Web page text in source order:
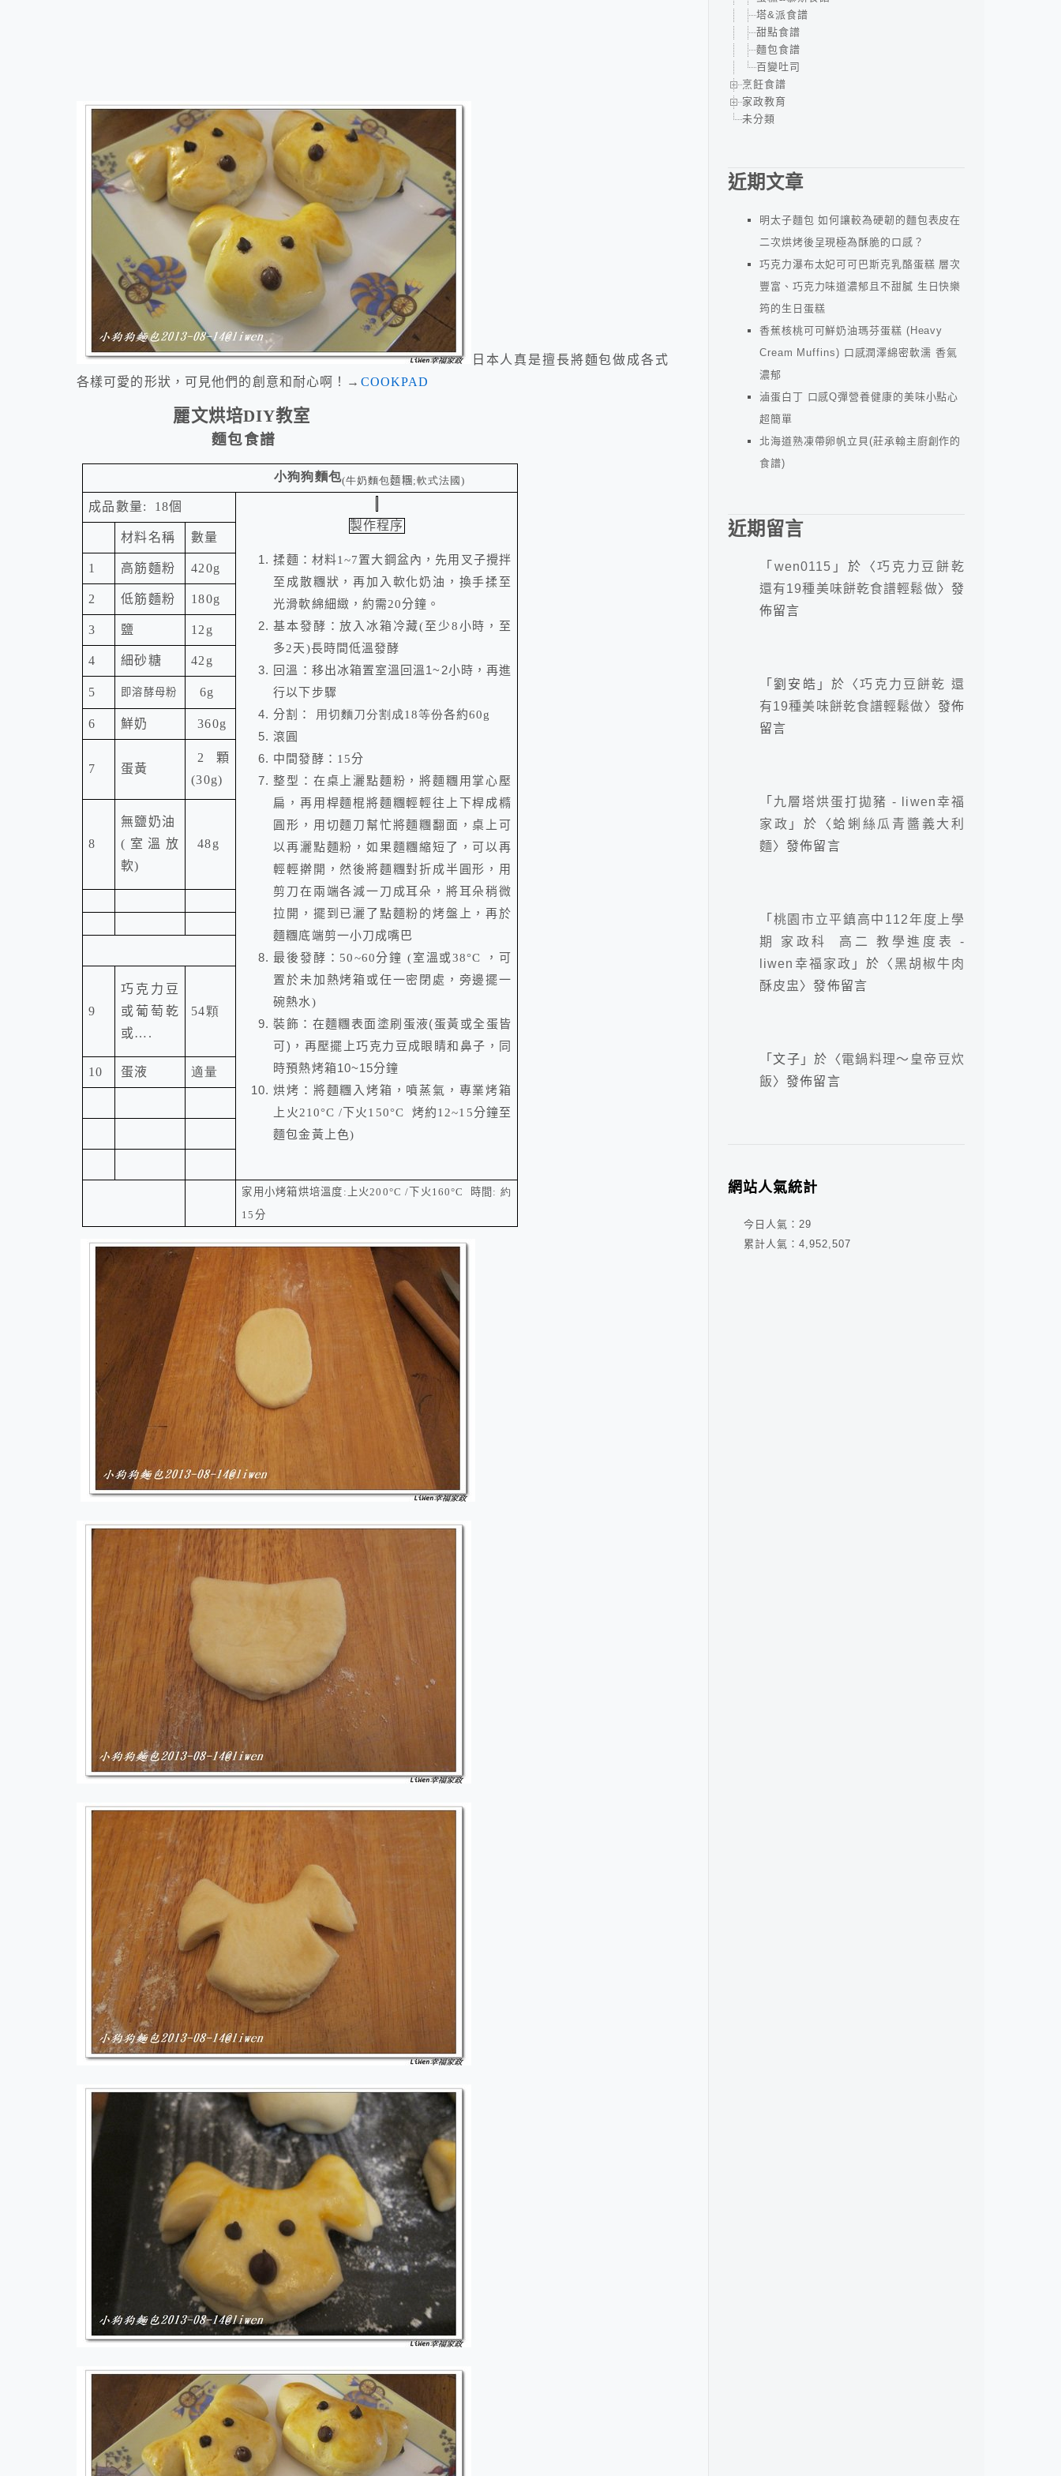
日本人真是擅長將麵包做成各式
各樣可愛的形狀，可見他們的創意和耐心啊！→ COOKPAD
麗文烘培DIY教室
麵包食譜
小狗狗麵包(牛奶麵包麵糰 ;軟式法國)
成品數量: 18個
製作程序
揉麵：材料1~7置大鋼盆內，先用叉子攪拌
至成散糰狀，再加入軟化奶油，換手揉至
光滑軟綿細緻，約需20分鐘。
基本發酵：放入冰箱冷藏(至少8小時，至
多2天)長時間低溫發酵
回溫：移出冰箱置室溫回溫1~2小時，再進
行以下步驟
分割： 用切麵刀分割成18等份各約60g
滾圓
中間發酵： 15分
整型：在桌上灑點麵粉，將麵糰用掌心壓
扁，再用 桿麵棍將麵糰輕輕往上下桿成橢
圓形 ，用切麵刀幫忙將麵糰翻面，桌上可
以再灑點麵粉，如果麵糰縮短了，可以再
輕輕擀開，然後將麵糰對折成半圓形，用
剪刀在兩端各減一刀成耳朵，將耳朵稍微
拉開，擺到已灑了點麵粉的烤盤上，再於
麵糰底端剪一小刀成嘴巴
最後發酵 ：50~60分鐘 (室溫或38°C ，可
置於未加熱烤箱或任一密閉處，旁邊擺一
碗熱水)
裝飾：在麵糰表面塗刷蛋液(蛋黃或全蛋皆
可)，再壓擺上巧克力豆成眼睛和鼻子，同
時預熱烤箱10~15分鐘
烘烤：將麵糰入烤箱，噴蒸氣，專業烤箱
上火210°C / 下火150°C 烤約12~1 5分鐘至
麵包金黃上色)
材料名稱 數量
1 高筋麵粉 420g
2 低筋麵粉 180g
3 鹽 12g
4 細砂糖 42 g
5 即溶酵母粉 6g
6 鮮奶 360g
7 蛋黃
2
顆
(30g)
8
無鹽奶油
(室溫放
軟)
48g
9
巧克力豆
或葡萄乾
或….
54顆
10 蛋液 適量
家用小烤箱烘培溫度 : 上火20 0°C / 下火 160°C 時間 : 約
15 分
塔&派食譜
甜點食譜
麵包食譜
百變吐司
烹飪食譜
家政教育
未分類
近期文章
明太子麵包 如何讓較為硬韌的麵包表皮在
二次烘烤後呈現極為酥脆的口感？
巧克力瀑布太妃可可巴斯克乳酪蛋糕 層次
豐富、巧克力味道濃郁且不甜膩 生日快樂
筠的生日蛋糕
香蕉核桃可可鮮奶油瑪芬蛋糕 (Heavy
Cream Muffins) 口感潤澤綿密軟濡 香氣
濃郁
滷蛋白丁 口感Q彈營養健康的美味小點心
超簡單
北海道熟凍帶卵帆立貝(莊承翰主廚創作的
食譜)
近期留言
「 wen0115 」於〈巧克力豆餅乾
還有19種美味餅乾食譜輕鬆做〉發
佈留言
「劉安皓 」於〈巧克力豆餅乾 還
有19種美味餅乾食譜輕鬆做〉發佈
留言
「 九層塔烘蛋打拋豬 - liwen幸福
家政 」於〈 蛤蜊絲瓜青醬義大利
麵〉發佈留言
「 桃園市立平鎮高中112年度上學
期 家政科 高二 教學進度表 -
liwen幸福家政 」於〈 黑胡椒牛肉
酥皮盅 〉發佈留言
「文子 」於〈電鍋料理～皇帝豆炊
飯〉發佈留言
網站人氣統計
今日人氣： 29
累計人氣： 4,952,507